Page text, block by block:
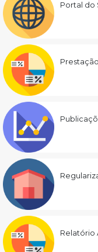
Portal do
Relatório